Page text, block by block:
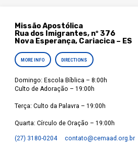
Missão Apostólica
Rua dos Imigrantes, nº 376
Nova Esperança, Cariacica – ES
MORE INFO DIRECTIONS
Domingo: Escola Bíblica – 8:00h
Culto de Adoração – 19:00h
Terça: Culto da Palavra – 19:00h
Quarta: Círculo de Oração – 19:00h
(27) 3180-0204 contato​@cemaad.org.br